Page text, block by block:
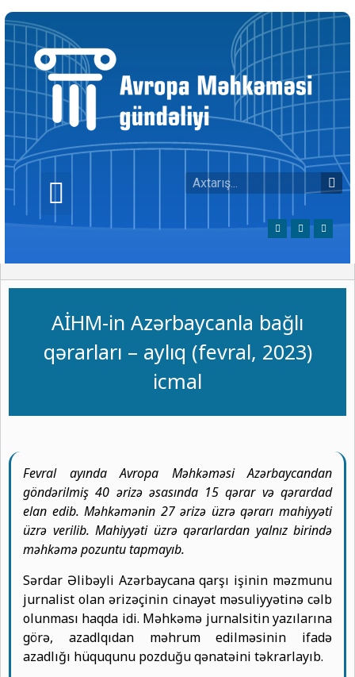
AİHM-in Azərbaycanla bağlı
qərarları – aylıq (fevral, 2023)
icmal
Fevral ayında Avropa Məhkəməsi Azərbaycandan
göndərilmiş 40 ərizə əsasında 15 qərar və qərardad
elan edib. Məhkəmənin 27 ərizə üzrə qərarı mahiyyəti
üzrə verilib. Mahiyyəti üzrə qərarlardan yalnız birində
məhkəmə pozuntu tapmayıb.
Sərdar Əlibəyli Azərbaycana qarşı işinin məzmunu
jurnalist olan ərizəçinin cinayət məsuliyyətinə cəlb
olunması haqda idi. Məhkəmə jurnalsitin yazılarına
görə, azadlqıdan məhrum edilməsinin ifadə
azadlığı hüququnu pozduğu qənatəini təkrarlayıb.